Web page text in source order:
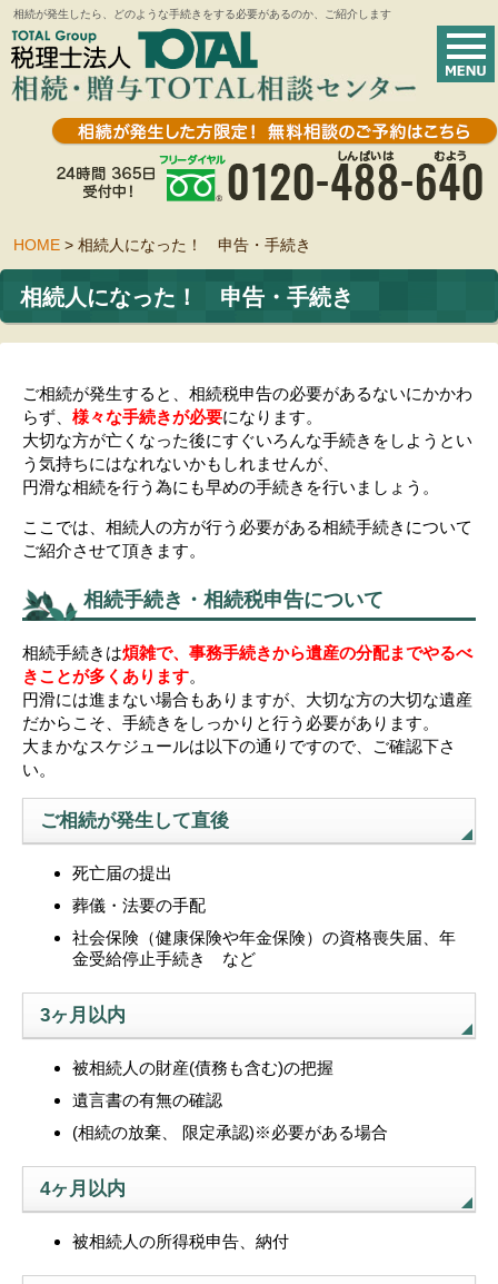
相続が発生したら、どのような手続きをする必要があるのか、ご紹介します
HOME > 相続人になった！ 申告・手続き
相続人になった！ 申告・手続き
ご相続が発生すると、相続税申告の必要があるないにかかわ
らず、 様々な手続きが必要になります。
大切な方が亡くなった後にすぐいろんな手続きをしようとい
う気持ちにはなれないかもしれませんが、
円滑な相続を行う為にも早めの手続きを行いましょう。
ここでは、相続人の方が行う必要がある相続手続きについて
ご紹介させて頂きます。
相続手続き・相続税申告について
相続手続きは煩雑で、事務手続きから遺産の分配までやるべ
きことが多くあります。
円滑には進まない場合もありますが、大切な方の大切な遺産
だからこそ、手続きをしっかりと行う必要があります。
大まかなスケジュールは以下の通りですので、ご確認下さ
い。
ご相続が発生して直後
死亡届の提出
葬儀・法要の手配
社会保険（健康保険や年金保険）の資格喪失届、年
金受給停止手続き など
3ヶ月以内
被相続人の財産(債務も含む)の把握
遺言書の有無の確認
(相続の放棄、 限定承認)※必要がある場合
4ヶ月以内
被相続人の所得税申告、納付